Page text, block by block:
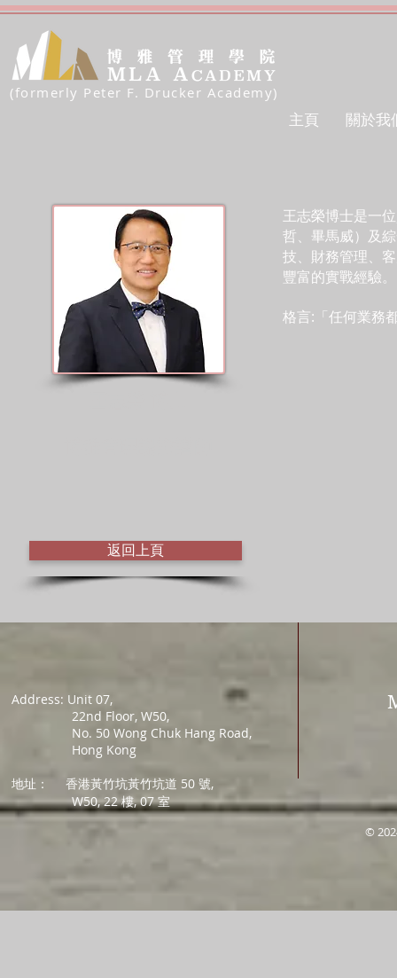
(formerly Peter F. Drucker Academy)
主頁 關於我
王志榮博士是一
哲、畢馬威）及
技、財務管理、
豐富的實戰經驗。
格言:「任何業務
返回上頁
Address: Unit 07,
22nd Floor, W50,
No. 50 Wong Chuk Hang Road,
Hong Kong
地址：
香港黃竹坑黃竹坑道 50 號,
W50, 22 樓, 07 室
©